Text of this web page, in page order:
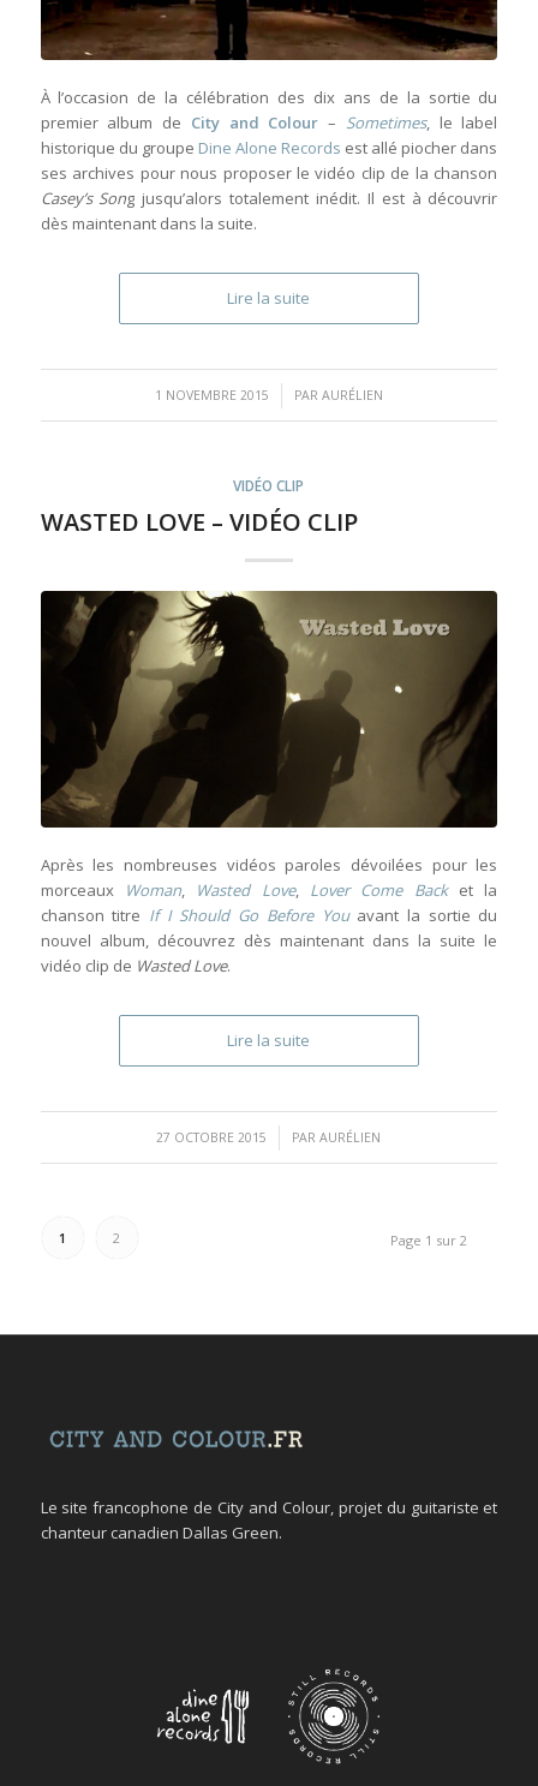
À l’occasion de la célébration des dix ans de la sortie du
premier album de City and Colour – Sometimes, le label
historique du groupe Dine Alone Records est allé piocher dans
ses archives pour nous proposer le vidéo clip de la chanson
Casey’s Song jusqu’alors totalement inédit. Il est à découvrir
dès maintenant dans la suite.
Lire la suite
1 NOVEMBRE 2015
/ PAR AURÉLIEN
VIDÉO CLIP
WASTED LOVE – VIDÉO CLIP
Après les nombreuses vidéos paroles dévoilées pour les
morceaux
Woman, Wasted Love, Lover Come Backet la
chanson titre If I Should Go Before Youavant la sortie du
nouvel album, découvrez dès maintenant dans la suite le
vidéo clip de Wasted Love.
Lire la suite
27 OCTOBRE 2015
/ PARAURÉLIEN
Page 1 sur 2
1 2
Le site francophone de City and Colour, projet du guitariste et
chanteur canadien Dallas Green.